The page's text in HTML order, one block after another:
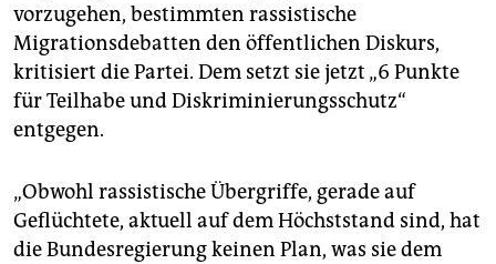
vorzugehen, bestimmten rassistische
Migrationsdebatten den öffentlichen Diskurs,
kritisiert die Partei. Dem setzt sie jetzt „6 Punkte
für Teilhabe und Diskriminierungsschutz“
entgegen.
„Obwohl rassistische Übergriffe, gerade auf
Geflüchtete, aktuell auf dem Höchststand sind, hat
die Bundesregierung keinen Plan, was sie dem